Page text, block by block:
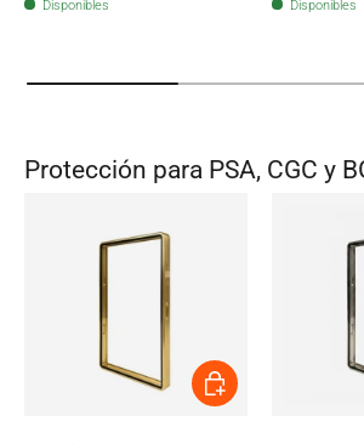
Disponibles Disponibles
Protección para PSA, CGC y
Añadir al carrito